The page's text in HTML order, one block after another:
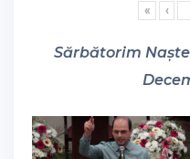
« ‹
Sărbătorim